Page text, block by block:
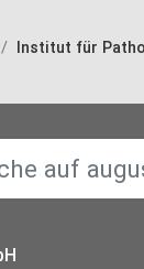
Institut für